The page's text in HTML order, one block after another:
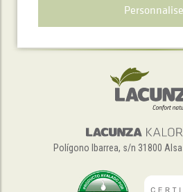
+34 948
Polígono Ibarrea, s/n 31800